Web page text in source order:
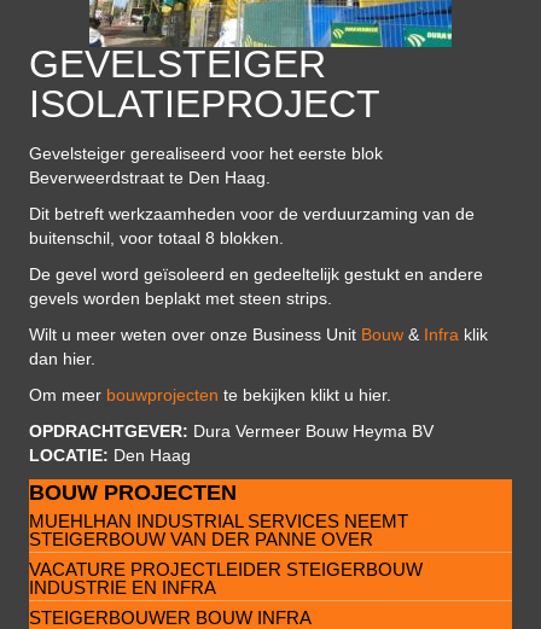
GEVELSTEIGER
ISOLATIEPROJECT
Gevelsteiger gerealiseerd voor het eerste blok
Beverweerdstraat te Den Haag.
Dit betreft werkzaamheden voor de verduurzaming van de
buitenschil, voor totaal 8 blokken.
De gevel word geïsoleerd en gedeeltelijk gestukt en andere
gevels worden beplakt met steen strips.
Wilt u meer weten over onze Business Unit Bouw & Infra klik
dan hier.
Om meer bouwprojecten te bekijken klikt u hier.
OPDRACHTGEVER: Dura Vermeer Bouw Heyma BV
LOCATIE: Den Haag
BOUW PROJECTEN
MUEHLHAN INDUSTRIAL SERVICES NEEMT
STEIGERBOUW VAN DER PANNE OVER
VACATURE PROJECTLEIDER STEIGERBOUW
INDUSTRIE EN INFRA
STEIGERBOUWER BOUW INFRA